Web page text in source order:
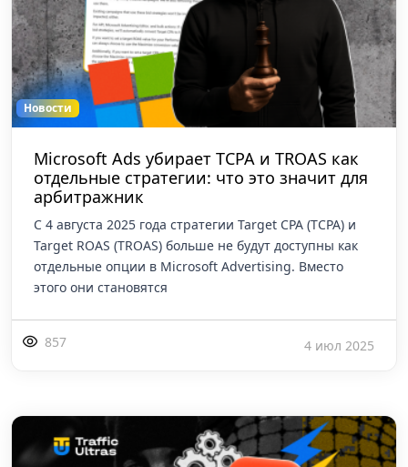
Новости
Microsoft Ads убирает TCPA и TROAS как
отдельные стратегии: что это значит для
арбитражник
С 4 августа 2025 года стратегии Target CPA (TCPA) и
Target ROAS (TROAS) больше не будут доступны как
отдельные опции в Microsoft Advertising. Вместо
этого они становятся
857 4 июл 2025